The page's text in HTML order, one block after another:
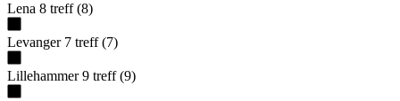
Lena 8 treff (8)
Levanger 7 treff (7)
Lillehammer 9 treff (9)